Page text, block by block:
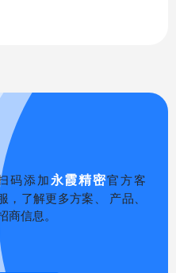
码添加永霞精密官方客
，了解更多方案、 产品、
商信息。